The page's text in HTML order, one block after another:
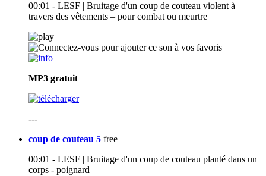
00:01 - LESF | Bruitage d'un coup de couteau violent à
travers des vêtements – pour combat ou meurtre
MP3 gratuit
---
coup de couteau 5 free
00:01 - LESF | Bruitage d'un coup de couteau planté dans un
corps - poignard